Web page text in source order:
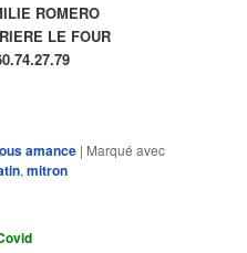
ROMERO
LE FOUR
amance | Marqué avec
,mitron